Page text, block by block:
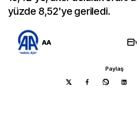
yüzde 8,52'ye geriledi.
AA
Paylaş